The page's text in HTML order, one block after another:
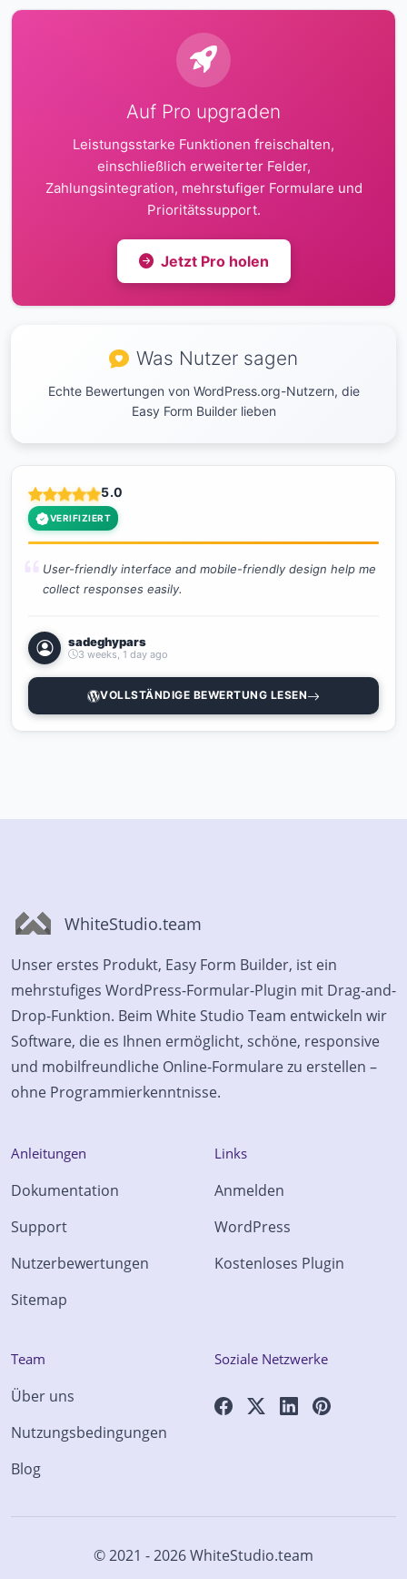
Auf Pro upgraden
Leistungsstarke Funktionen freischalten,
einschließlich erweiterter Felder,
Zahlungsintegration, mehrstufiger Formulare und
Prioritätssupport.
Jetzt Pro holen
Was Nutzer sagen
Echte Bewertungen von WordPress.org-Nutzern, die
Easy Form Builder lieben
5.0
VERIFIZIERT
User-friendly interface and mobile-friendly design help me
collect responses easily.
sadeghypars
3 weeks, 1 day ago
VOLLSTÄNDIGE BEWERTUNG LESEN
WhiteStudio.team
Unser erstes Produkt, Easy Form Builder, ist ein
mehrstufiges WordPress-Formular-Plugin mit Drag-and-
Drop-Funktion. Beim White Studio Team entwickeln wir
Software, die es Ihnen ermöglicht, schöne, responsive
und mobilfreundliche Online-Formulare zu erstellen –
ohne Programmierkenntnisse.
Anleitungen
Dokumentation
Support
Nutzerbewertungen
Sitemap
Links
Anmelden
WordPress
Kostenloses Plugin
Team
Über uns
Nutzungsbedingungen
Blog
Soziale Netzwerke
© 2021 - 2026WhiteStudio.team